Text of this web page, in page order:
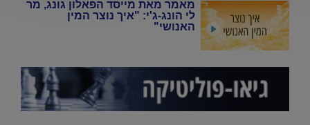
מאמר מאת מייסד הפאלון גונג, מר
לי הונג-ג'י: "איך נוצר המין
האנושי"